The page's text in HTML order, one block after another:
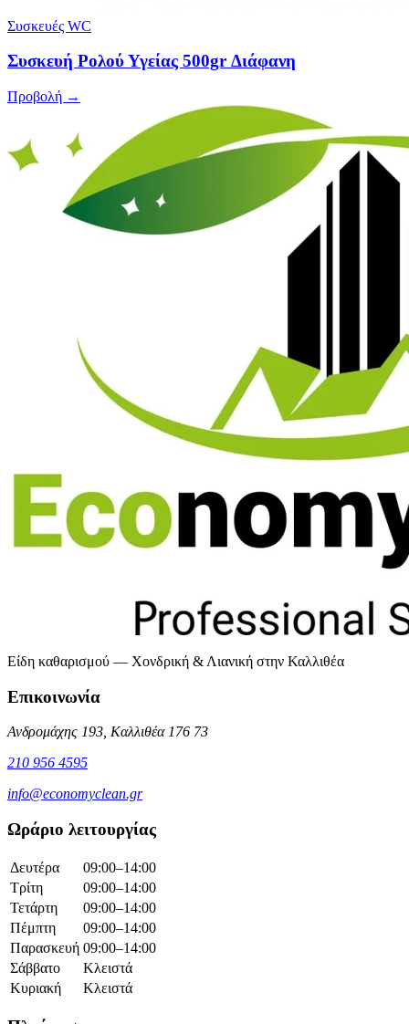
Συσκευές WC
Συσκευή Ρολού Υγείας 500gr Διάφανη
Προβολή →
Είδη καθαρισμού — Χονδρική & Λιανική στην Καλλιθέα
Επικοινωνία
Ανδρομάχης 193, Καλλιθέα 176 73
210 956 4595
info@economyclean.gr
Ωράριο λειτουργίας
Δευτέρα
09:00–14:00
Τρίτη
09:00–14:00
Τετάρτη
09:00–14:00
Πέμπτη
09:00–14:00
Παρασκευή 09:00–14:00
Σάββατο
Κλειστά
Κυριακή
Κλειστά